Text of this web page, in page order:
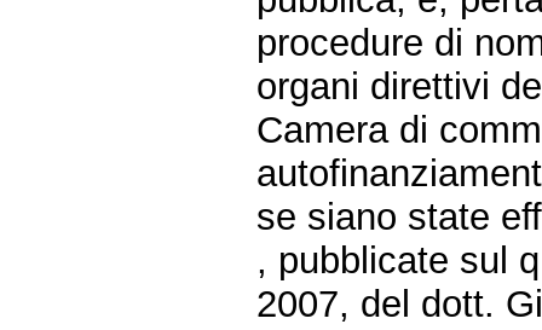
procedure di
organi direttivi
Camera di
se siano state
, pubblicate sul
2007, del dott.